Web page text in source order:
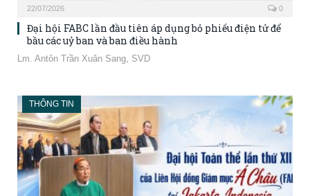
22/07/2026 0
Đại hội FABC lần đầu tiên áp dụng bỏ phiếu điện tử để
bầu các uỷ ban và ban điều hành
Lm. Antôn Trần Xuân Sang, SVD
THÔNG TIN